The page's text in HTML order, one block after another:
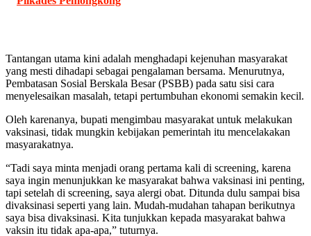
Tantangan utama kini adalah menghadapi kejenuhan masyarakat
yang mesti dihadapi sebagai pengalaman bersama. Menurutnya,
Pembatasan Sosial Berskala Besar (PSBB) pada satu sisi cara
menyelesaikan masalah, tetapi pertumbuhan ekonomi semakin kecil.
Oleh karenanya, bupati mengimbau masyarakat untuk melakukan
vaksinasi, tidak mungkin kebijakan pemerintah itu mencelakakan
masyarakatnya.
“Tadi saya minta menjadi orang pertama kali di screening, karena
saya ingin menunjukkan ke masyarakat bahwa vaksinasi ini penting,
tapi setelah di screening, saya alergi obat. Ditunda dulu sampai bisa
divaksinasi seperti yang lain. Mudah-mudahan tahapan berikutnya
saya bisa divaksinasi. Kita tunjukkan kepada masyarakat bahwa
vaksin itu tidak apa-apa,” tuturnya.